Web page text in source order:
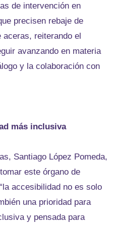
de intervención en
precisen rebaje de
aceras, reiterando el
avanzando en materia
y la colaboración con
más inclusiva
Santiago López Pomeda,
este órgano de
accesibilidad no es solo
una prioridad para
y pensada para